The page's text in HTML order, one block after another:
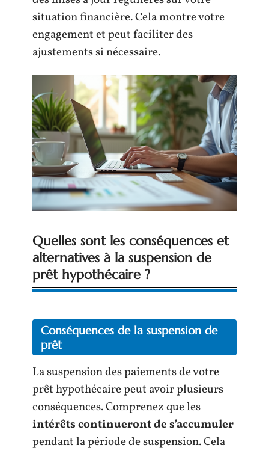
situation financière. Cela montre votre
engagement et peut faciliter des
ajustements si nécessaire.
Quelles sont les conséquences et
alternatives à la suspension de
prêt hypothécaire ?
Conséquences de la suspension de
prêt
La suspension des paiements de votre
prêt hypothécaire peut avoir plusieurs
conséquences. Comprenez que les
intérêts continueront de s’accumuler
pendant la période de suspension. Cela